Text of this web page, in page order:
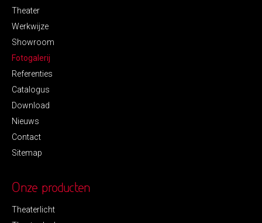
Theater
Werkwijze
Showroom
Fotogalerij
Referenties
Catalogus
Download
Nieuws
Contact
Sitemap
Onze producten
Theaterlicht